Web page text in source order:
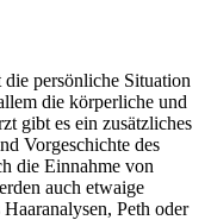
persönliche Situation
die körperliche und
gibt es ein zusätzliches
Vorgeschichte des
die Einnahme von
auch etwaige
Peth oder